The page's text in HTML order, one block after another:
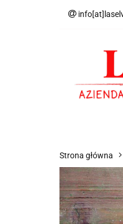
Strona główna